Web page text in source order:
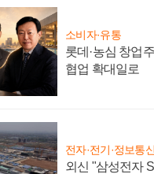
소비자·유통
롯데·농심 창업
협업 확대일로
전자·전기·정보통신
외신 "삼성전자